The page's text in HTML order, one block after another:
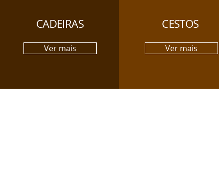
CADEIRAS
Ver mais
CESTOS
Ver mais